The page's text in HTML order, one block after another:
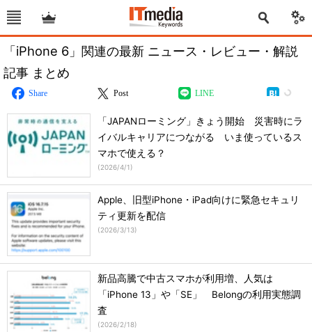
「iPhone 6」関連の最新 ニュース・レビュー・解説
記事 まとめ
Share Post LINE
「JAPANローミング」きょう開始 災害時にラ
イバルキャリアにつながる いま使っているス
マホで使える？
(2026/4/1)
Apple、旧型iPhone・iPad向けに緊急セキュリ
ティ更新を配信
(2026/3/13)
新品高騰で中古スマホが利用増、人気は
「iPhone 13」や「SE」 Belongの利用実態調
査
(2026/2/18)